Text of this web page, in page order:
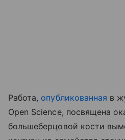
Работа, опубликованная в
Open Science, посвящена
большеберцовой кости